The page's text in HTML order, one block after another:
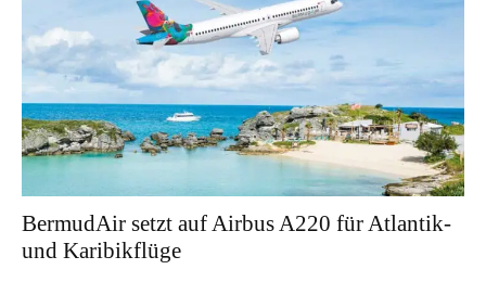
BermudAir setzt auf Airbus A220 für Atlantik-
und Karibikflüge